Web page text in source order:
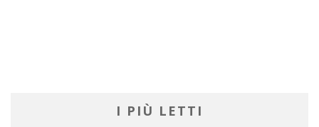
I PIÙ LETTI